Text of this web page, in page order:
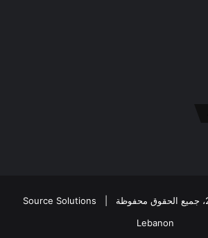
Source Solutions
Lebanon